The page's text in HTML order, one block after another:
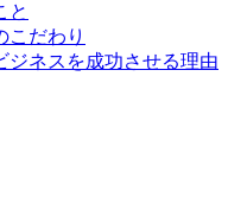
と
こだわり
ジネスを成功させる理由